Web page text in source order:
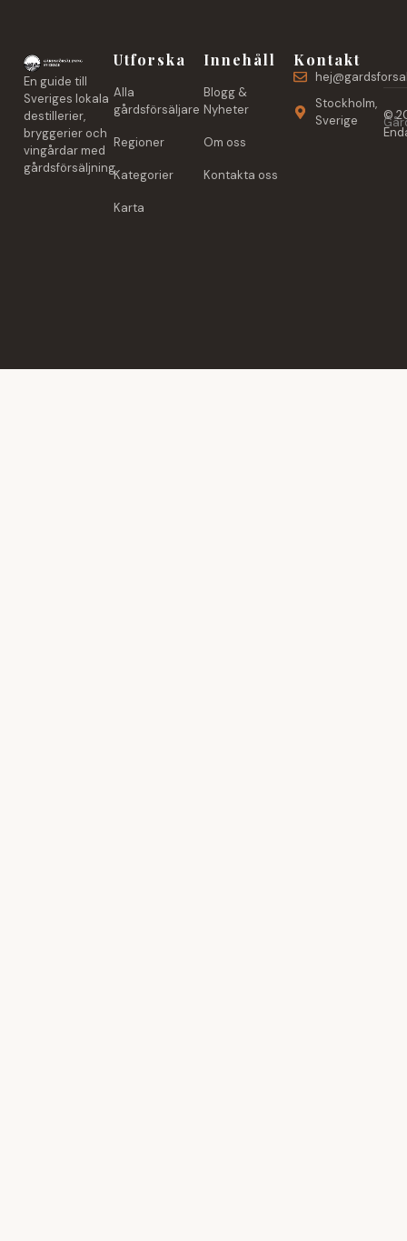
En guide till
Sveriges lokala
destillerier,
bryggerier och
vingårdar med
gårdsförsäljning.
Utforska
Alla
gårdsförsäljare
Regioner
Kategorier
Karta
Innehåll
Blogg &
Nyheter
Om oss
Kontakta oss
Kontakt
Stockholm,
Sverige
©